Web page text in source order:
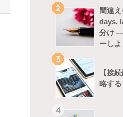
2
間違
days,
分け
ーしよ
3
【接
略す
4